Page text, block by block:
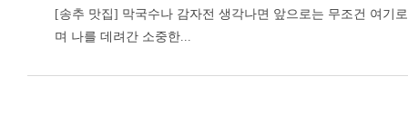
[송추 맛집] 막국수나 감자전 생각나면 앞으로는 무조건 여기
며 나를 데려간 소중한...